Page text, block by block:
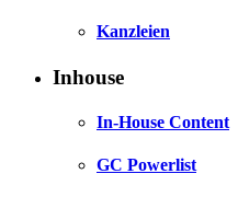
Kanzleien
Inhouse
In-House Content
GC Powerlist